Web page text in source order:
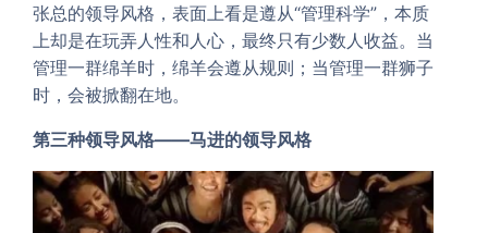
张总的领导风格，表面上看是遵从“管理科学”，本质
上却是在玩弄人性和人心，最终只有少数人收益。当
管理一群绵羊时，绵羊会遵从规则；当管理一群狮子
时，会被掀翻在地。
第三种领导风格——马进的领导风格